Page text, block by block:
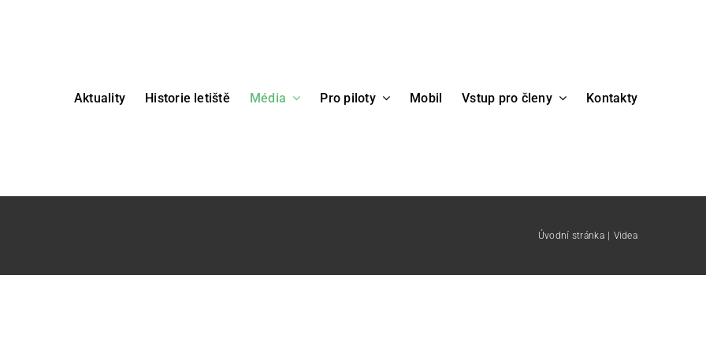
Aktuality Historie letiště Média Pro piloty Mobil Vstup pro členy Kontakty
Úvodní stránka Videa